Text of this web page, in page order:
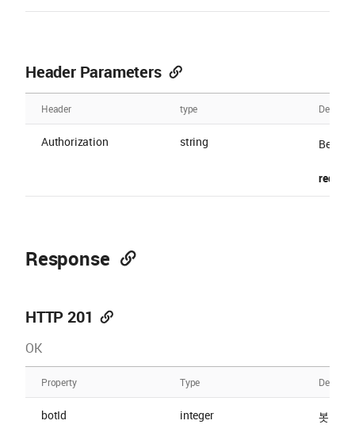
Header Parameters
Header type
Authorization string Bearer
Response
HTTP 201
OK
Property Type
botId integer 봇 ID